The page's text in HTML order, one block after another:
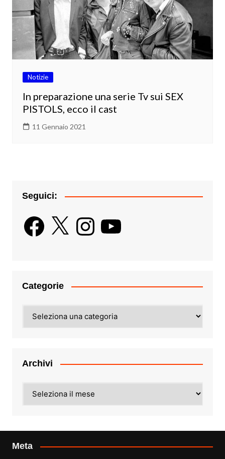
Notizie
In preparazione una serie Tv sui SEX
PISTOLS, ecco il cast
11 Gennaio 2021
Seguici:
Facebook
X InstagramYouTube
Categorie
Archivi
Meta